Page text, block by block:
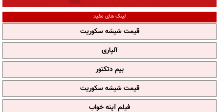
لینک های مفید
قیمت شیشه سکوریت
آلپاری
بیم دتکتور
قیمت شیشه سکوریت
فیلم آپنه خواب